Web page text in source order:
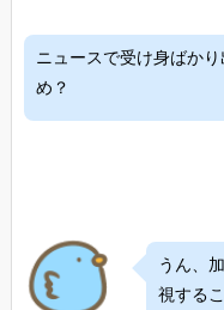
ニュースで受け身ばか
め？
うん、
視する